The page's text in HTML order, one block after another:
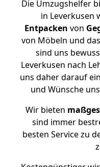
Die Umzugshelfer
in Leverkusen
Entpacken von
von Möbeln und
sind uns
Leverkusen nach
uns daher darauf
und Wünsche
Wir bieten
sind immer
besten Service zu